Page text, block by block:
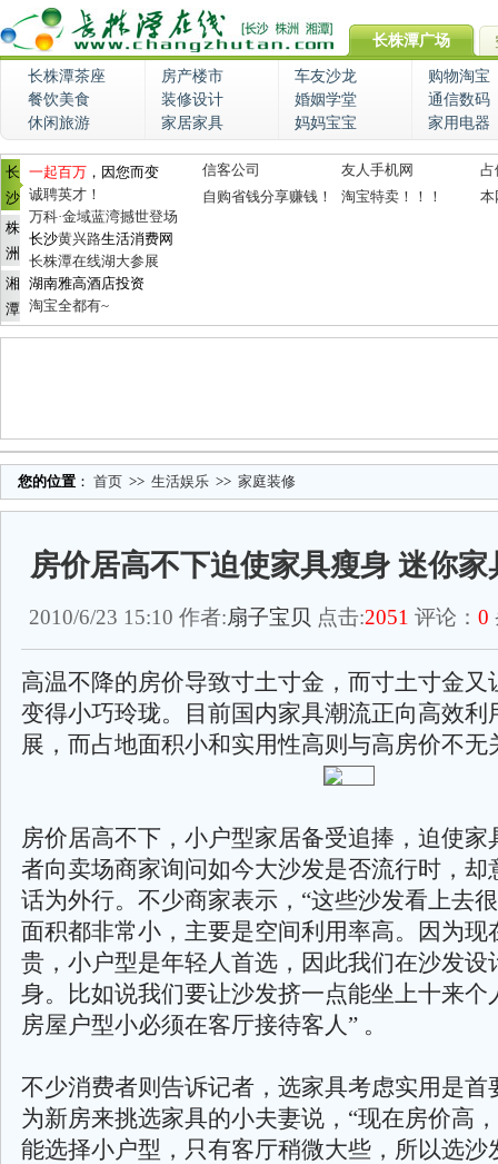
长株潭广场
长株潭茶座 房产楼市 车友沙龙
购物淘宝
餐饮美食
装修设计 婚姻学堂
通信数码
休闲旅游
家居家具 妈妈宝宝 家用电器
长
沙
株
洲
湘
潭
一起百万 ，因您而变
诚聘英才！
万科·金域蓝湾撼世登场
长沙黄兴路生活消费网
长株潭在线湖大参展
湖南雅高酒店投资
淘宝全都有~
信客公司 友人手机网
占
自购省钱分享赚钱！
淘宝特卖！！！ 本
您的位置 ： 首页 >> 生活娱乐 >> 家庭装修
房价居高不下迫使家具瘦身 迷你家
2010/6/23 15:10 作者:扇子宝贝 点击:2051 评论： 0
高温不降的房价导致寸土寸金，而寸土寸金又
变得小巧玲珑。目前国内家具潮流正向高效利
展，而占地面积小和实用性高则与高房价不无
房价居高不下，小户型家居备受追捧，迫使家
者向卖场商家询问如今大沙发是否流行时，却
话为外行。不少商家表示，“这些沙发看上去
面积都非常小，主要是空间利用率高。因为现
贵，小户型是年轻人首选，因此我们在沙发设
身。比如说我们要让沙发挤一点能坐上十来个
房屋户型小必须在客厅接待客人” 。
不少消费者则告诉记者，选家具考虑实用是首
为新房来挑选家具的小夫妻说，“现在房价高
能选择小户型，只有客厅稍微大些，所以选沙